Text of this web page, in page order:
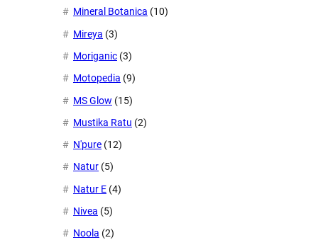
Mineral Botanica (10)
Mireya (3)
Moriganic (3)
Motopedia (9)
MS Glow (15)
Mustika Ratu (2)
N'pure (12)
Natur (5)
Natur E (4)
Nivea (5)
Noola (2)